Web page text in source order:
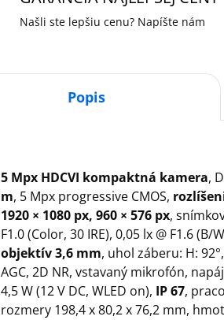
Našli ste lepšiu cenu? Napíšte nám
Popis
5 Mpx HDCVI kompaktná kamera,
m, 5 Mpx progressive CMOS,
1920 × 1080 px, 960 × 576 px,
F1.0 (Color, 30 IRE), 0,05 lx @ F1.6
objektív 3,6 mm, uhol záberu: H: 92°,
AGC, 2D NR, vstavaný mikrofón,
4,5 W (12 V DC, WLED on), IP 67,
rozmery 198,4 x 80,2 x 76,2 mm,